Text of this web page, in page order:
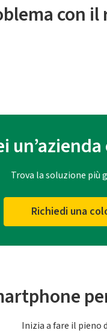
con
un’azienda
Trova la soluzione più
Richiedi una
Inizia a fare il pieno